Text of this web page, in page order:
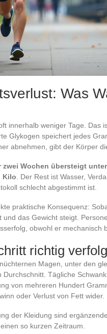
Was
innerhalb weniger Tage. Das
Glykogen speichert jedes
abnehmen, gibt der Körper
Wochen übersteigt
Kilo . Der Rest ist Wasser,
schlecht abgestimmt ist.
praktische Konsequenz:
das Gewicht steigt.
obwohl er mechanisch
richtig
Magen, unter den
Tägliche
von mehreren Hundert
oder Verlust von Fett wider.
der Kleidung sind
so kurzen Zeitraum.